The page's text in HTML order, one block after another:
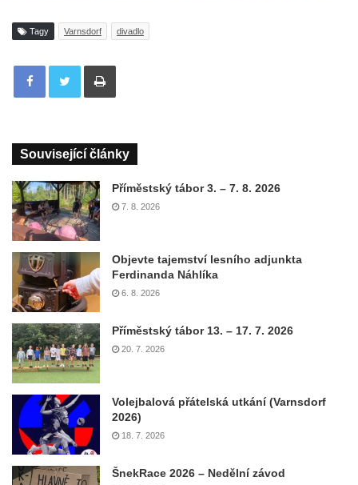
Tagy Varnsdorf divadlo
Tisknout
Související články
Příměstský tábor 3. – 7. 8. 2026
7. 8. 2026
Objevte tajemství lesního adjunkta
Ferdinanda Náhlíka
6. 8. 2026
Příměstský tábor 13. – 17. 7. 2026
20. 7. 2026
Volejbalová přátelská utkání (Varnsdorf
2026)
18. 7. 2026
ŠnekRace 2026 – Nedělní závod